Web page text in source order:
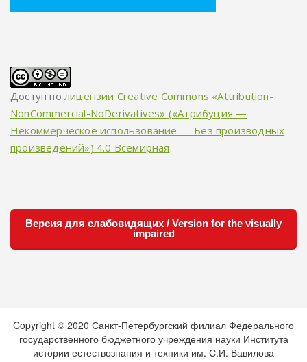
Доступ по лицензии Creative Commons «Attribution-
NonCommercial-NoDerivatives» («Атрибуция —
Некоммерческое использование — Без производных
произведений») 4.0 Всемирная.
Версия для слабовидящих / Version for the visually
impaired
Copyright © 2020 Санкт-Петербургский филиал Федерального
государственного бюджетного учреждения науки Института
истории естествознания и техники им. С.И. Вавилова